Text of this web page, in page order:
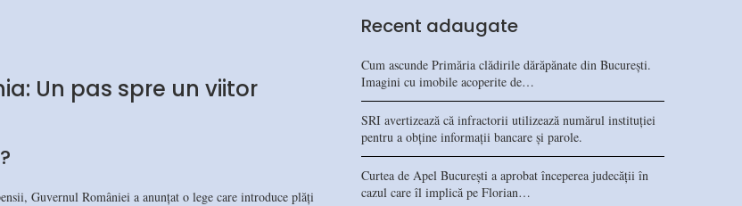
Un pas spre un viitor
Guvernul României a anunțat o lege care introduce plăți
Recent adaugate
Cum ascunde Primăria clădirile dărăpănate din București.
Imagini cu imobile acoperite de…
SRI avertizează că infractorii utilizează numărul instituției
pentru a obține informații bancare și parole.
Curtea de Apel București a aprobat începerea judecății în
cazul care îl implică pe Florian…